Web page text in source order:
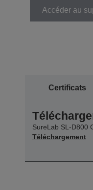
Accéder au
Certificats
SureLab SL-D800
Téléchargement